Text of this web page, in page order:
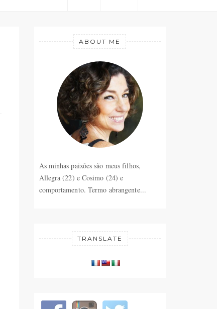
ABOUT ME
As minhas paixões são meus filhos,
Allegra (22) e Cosimo (24) e
comportamento. Termo abrangente...
TRANSLATE